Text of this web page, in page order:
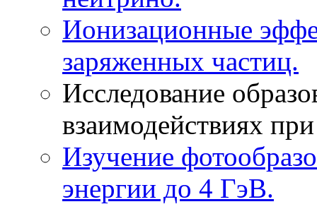
Ионизационные
заряженных частиц.
Исследование
взаимодействиях
Изучение
энергии до 4 ГэВ.